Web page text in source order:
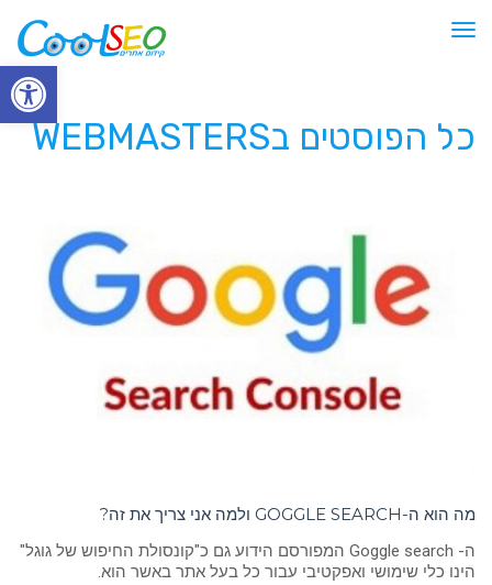
פתח
תפריט
כל הפוסטים בWEBMASTERS
מה הוא ה-GOGGLE SEARCH ולמה אני צריך את זה?
ה- Goggle search המפורסם הידוע גם כ"קונסולת החיפוש של גוגל"
הינו כלי שימושי ואפקטיבי עבור כל בעל אתר באשר הוא.